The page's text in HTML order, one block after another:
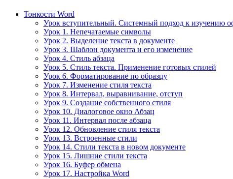
Тонкости Word
Урок вступительный. Системный подход к изучению
Урок 1. Непечатаемые символы
Урок 2. Выделение текста в документе
Урок 3. Шаблон документа и его изменение
Урок 4. Стиль абзаца
Урок 5. Стиль текста. Применение готовых стилей
Урок 6. Форматирование по образцу
Урок 7. Изменение стиля текста
Урок 8. Интервал, выравнивание, отступ
Урок 9. Создание собственного стиля
Урок 10. Диалоговое окно Абзац
Урок 11. Интервал после абзаца
Урок 12. Обновление стиля текста
Урок 13. Встроенные стили
Урок 14. Стили текста в новом документе
Урок 15. Лишние стили текста
Урок 16. Буфер обмена
Урок 17. Настройка Word